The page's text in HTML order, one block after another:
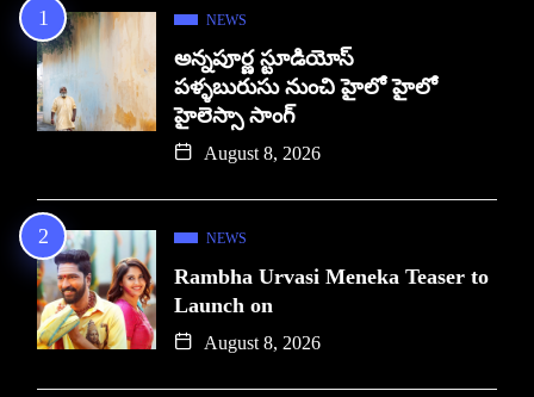
NEWS
అన్నపూర్ణ స్టూడియోస్
పళ్ళబురుసు నుంచి హైలో హైలో
హైలెస్సా సాంగ్
August 8, 2026
NEWS
Rambha Urvasi Meneka Teaser to
Launch on
August 8, 2026